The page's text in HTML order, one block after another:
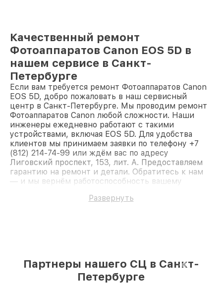
Качественный ремонт
Фотоаппаратов Canon EOS 5D в
нашем сервисе в Санкт-
Петербурге
Если вам требуется ремонт Фотоаппаратов Canon
EOS 5D, добро пожаловать в наш сервисный
центр в Санкт-Петербурге. Мы проводим ремонт
Фотоаппаратов Canon любой сложности. Наши
инженеры ежедневно работают с такими
устройствами, включая EOS 5D. Для удобства
клиентов мы принимаем заявки по телефону +7
(812) 214-74-99 или ждём вас по адресу
Лиговский проспект, 153, лит. А. Предоставляем
гарантию на ремонт и детали. Обратитесь к нам
— и мы вернём работоспособность вашему
Развернуть
Партнеры нашего СЦ в Санкт-
Петербурге